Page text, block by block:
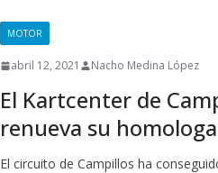
MOTOR
abril 12, 2021 Nacho Medina López
El Kartcenter de
renueva su
El circuito de Campillos ha